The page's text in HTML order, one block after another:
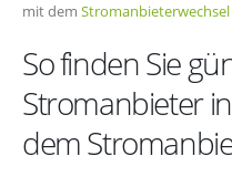
mit dem Stromanbieterwechsel
So finden Sie
Stromanbieter
dem